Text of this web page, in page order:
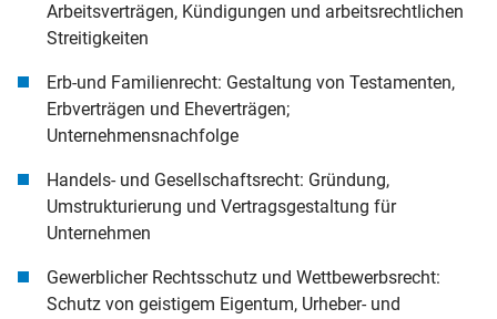
Arbeitsverträgen, Kündigungen und arbeitsrechtlichen
Streitigkeiten
Erb-und Familienrecht: Gestaltung von Testamenten,
Erbverträgen und Eheverträgen;
Unternehmensnachfolge
Handels- und Gesellschaftsrecht: Gründung,
Umstrukturierung und Vertragsgestaltung für
Unternehmen
Gewerblicher Rechtsschutz und Wettbewerbsrecht:
Schutz von geistigem Eigentum, Urheber- und